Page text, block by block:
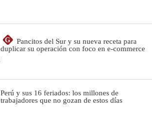
G
Pancitos del Sur y su nueva receta para
duplicar su operación con foco en e-commerce
Perú y sus 16 feriados: los millones de
trabajadores que no gozan de estos días